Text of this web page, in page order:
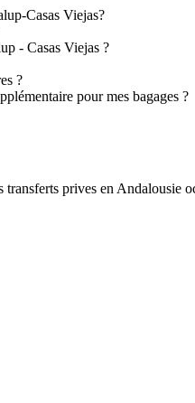
Casas Viejas?
- Casas Viejas ?
?
pour mes bagages ?
prives en Andalousie